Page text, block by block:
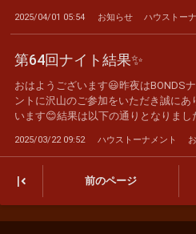
2025/04/01 05:54 お知らせ ハウストー
第64回ナイト結果✨
おはようございます😃昨夜はBONDS
ントに沢山のご参加をいただき誠にあ
います😊結果は以下の通りとなりまし
2025/03/22 09:52 ハウストーナメント
| 前のページ